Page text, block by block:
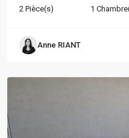
2 Pièce(s) 1
Anne RIANT